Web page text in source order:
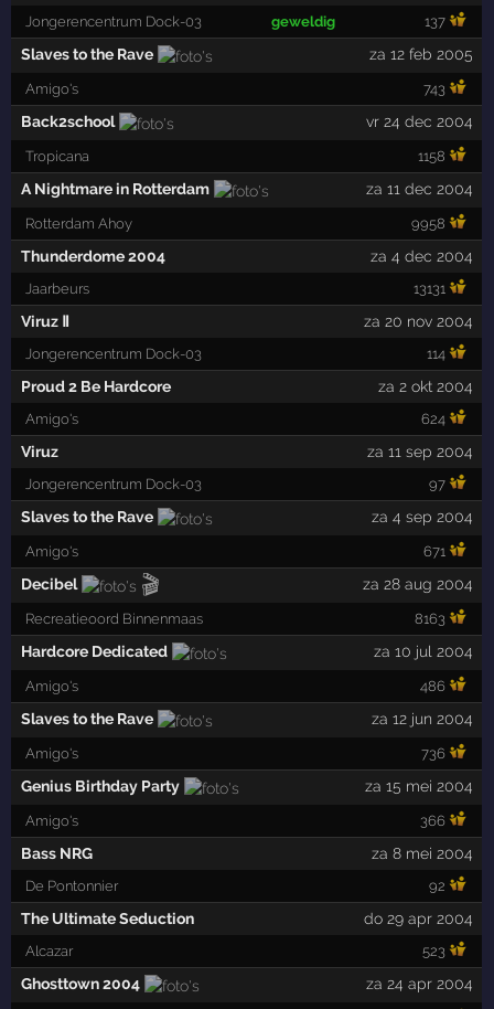
Jongerencentrum Dock-03 geweldig 137
Slaves to the Rave za 12 feb 2005
Amigo's 743
Back2school vr 24 dec 2004
Tropicana 1158
A Nightmare in Rotterdam za 11 dec 2004
Rotterdam Ahoy 9958
Thunderdome 2004 za 4 dec 2004
Jaarbeurs 13131
Viruz Ⅱ za 20 nov 2004
Jongerencentrum Dock-03 114
Proud 2 Be Hardcore za 2 okt 2004
Amigo's 624
Viruz za 11 sep 2004
Jongerencentrum Dock-03 97
Slaves to the Rave za 4 sep 2004
Amigo's 671
Decibel 🎬 za 28 aug 2004
Recreatieoord Binnenmaas 8163
Hardcore Dedicated za 10 jul 2004
Amigo's 486
Slaves to the Rave za 12 jun 2004
Amigo's 736
Genius Birthday Party za 15 mei 2004
Amigo's 366
Bass NRG za 8 mei 2004
De Pontonnier 92
The Ultimate Seduction do 29 apr 2004
Alcazar 523
Ghosttown 2004 za 24 apr 2004